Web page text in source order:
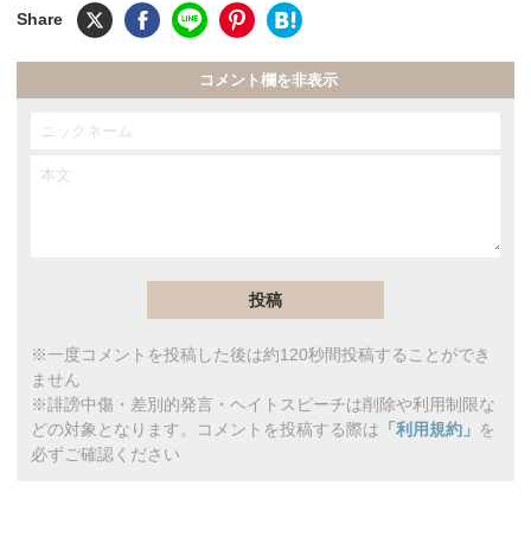
コメント欄を非表示
※一度コメントを投稿した後は約120秒間投稿することができ
ません
※誹謗中傷・差別的発言・ヘイトスピーチは削除や利用制限な
どの対象となります。コメントを投稿する際は 「利用規約」 を
必ずご確認ください